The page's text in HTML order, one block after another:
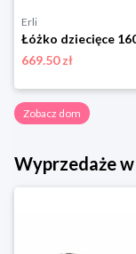
Erli
669.50 zł
Zobacz dom
Wyprzedaże